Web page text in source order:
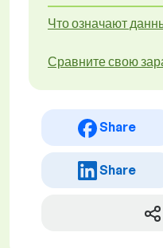
Что означают
Сравните свою
Share
Share